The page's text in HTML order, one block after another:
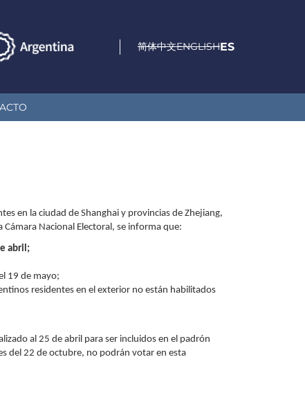
简体中文ENGLISHES
en la ciudad de Shanghai y provincias de Zhejiang,
Nacional Electoral, se informa que:
abril;
19 de mayo;
residentes en el exterior no están habilitados
al 25 de abril para ser incluidos en el padrón
del 22 de octubre, no podrán votar en esta